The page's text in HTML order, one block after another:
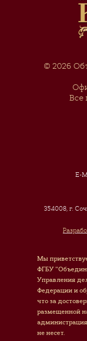
© 2026
Все
E-
354008, г.
Мы
ФГБУ
Управления
Федерации и
что за
размещенной
не несет.